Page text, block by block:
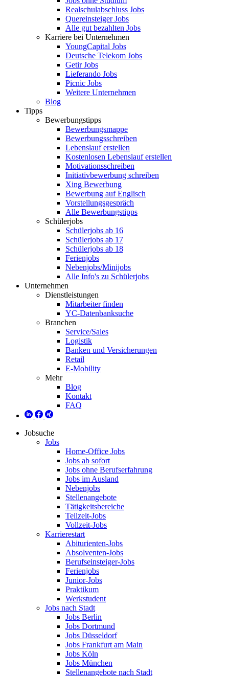
Realschulabschluss Jobs
Quereinsteiger Jobs
Alle gut bezahlten Jobs
Karriere bei Unternehmen
YoungCapital Jobs
Deutsche Telekom Jobs
Getir Jobs
Lieferando Jobs
Picnic Jobs
Weitere Unternehmen
Blog
Tipps
Bewerbungstipps
Bewerbungsmappe
Bewerbungsschreiben
Lebenslauf erstellen
Kostenlosen Lebenslauf erstellen
Motivationsschreiben
Initiativbewerbung schreiben
Xing Bewerbung
Bewerbung auf Englisch
Vorstellungsgespräch
Alle Bewerbungstipps
Schülerjobs
Schülerjobs ab 16
Schülerjobs ab 17
Schülerjobs ab 18
Ferienjobs
Nebenjobs/Minijobs
Alle Info's zu Schülerjobs
Unternehmen
Dienstleistungen
Mitarbeiter finden
YC-Datenbanksuche
Branchen
Service/Sales
Logistik
Banken und Versicherungen
Retail
E-Mobility
Mehr
Blog
Kontakt
FAQ
Jobsuche
Jobs
Home-Office Jobs
Jobs ab sofort
Jobs ohne Berufserfahrung
Jobs im Ausland
Nebenjobs
Stellenangebote
Tätigkeitsbereiche
Teilzeit-Jobs
Vollzeit-Jobs
Karrierestart
Abiturienten-Jobs
Absolventen-Jobs
Berufseinsteiger-Jobs
Ferienjobs
Junior-Jobs
Praktikum
Werkstudent
Jobs nach Stadt
Jobs Berlin
Jobs Dortmund
Jobs Düsseldorf
Jobs Frankfurt am Main
Jobs Köln
Jobs München
Stellenangebote nach Stadt